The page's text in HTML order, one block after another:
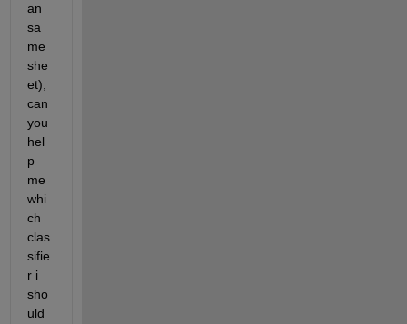
an
sa
me
she
et),
can
you
hel
p
me
whi
ch
clas
sifie
r i
sho
uld